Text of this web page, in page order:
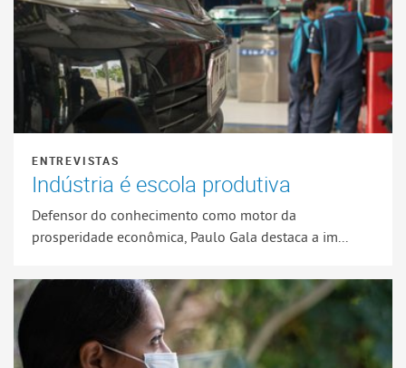
ENTREVISTAS
Indústria é escola produtiva
Defensor do conhecimento como motor da
prosperidade econômica, Paulo Gala destaca a im...